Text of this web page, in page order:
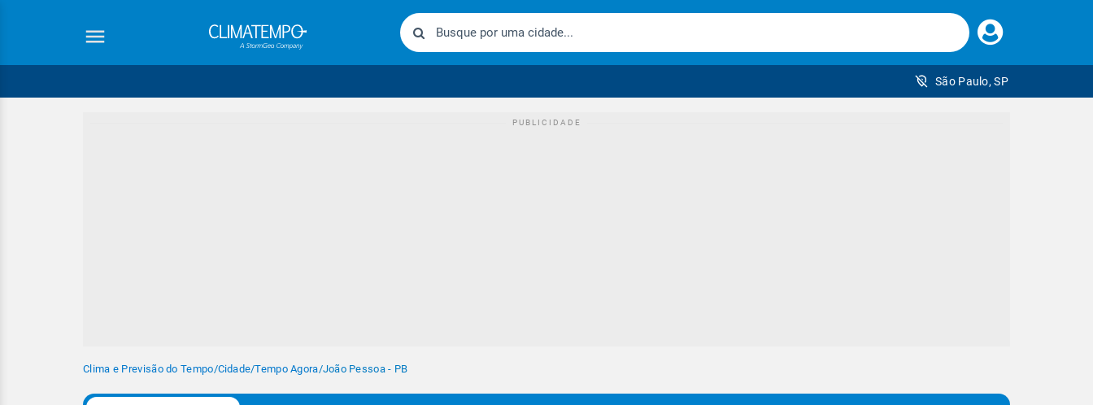
Faça
seu
São Paulo, SP
Clima e Previsão do Tempo/Cidade/Tempo Agora/João Pessoa - PB